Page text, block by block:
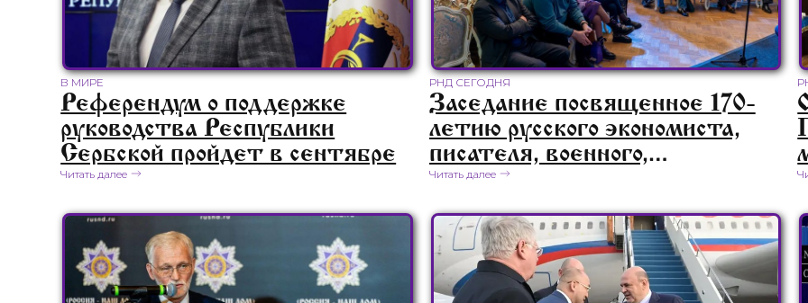
В МИРЕ
Референдум о поддержке
руководства Республики
Сербской пройдет в сентябре
Читать далее
РНД СЕГОДНЯ
Заседание посвященное 170-
летию русского экономиста,
писателя, военного,
политического деятеля,
издателя и публициста Сергея
Федоровича Шарапова.
Читать далее